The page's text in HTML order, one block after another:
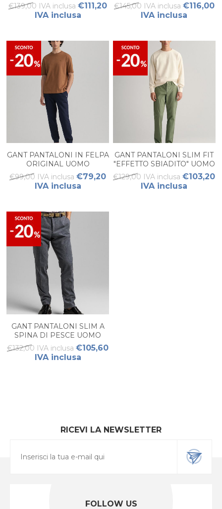
€139,00 IVA inclusa €111,20
IVA inclusa
€145,00 IVA inclusa €116,00
IVA inclusa
GANT PANTALONI IN FELPA
ORIGINAL UOMO
€99,00 IVA inclusa €79,20
IVA inclusa
GANT PANTALONI SLIM FIT
"EFFETTO SBIADITO" UOMO
€129,00 IVA inclusa €103,20
IVA inclusa
GANT PANTALONI SLIM A
SPINA DI PESCE UOMO
€132,00 IVA inclusa €105,60
IVA inclusa
RICEVI LA NEWSLETTER
FOLLOW US